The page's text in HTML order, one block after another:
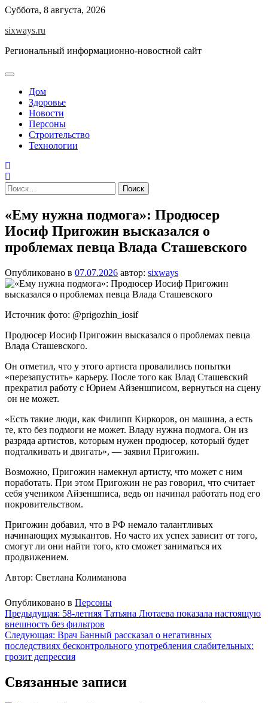
Перейти
содержимому
Суббота, 8 августа, 2026
sixways.ru
Региональный информационно-новостной сайт
Дом
Здоровье
Новости
Персоны
Строительство
Технологии
Найти:
«Ему нужна подмога»: Продюсер
Иосиф Пригожин высказался о
проблемах певца Влада Сташевского
Опубликовано в 07.07.2026 автор: sixways
Источник фото: @prigozhin_iosif
Продюсер Иосиф Пригожин высказался о проблемах певца
Влада Сташевского.
Он отметил, что у этого артиста провалились попытки
«перезапустить» карьеру. После того как Влад Сташевский
прекратил работу с Юрием Айзеншписом, вернуться на сцену
он не может.
«Есть такие люди, как Филипп Киркоров, он машина, а есть
те, кто без подмоги не может. Владу нужна подмога. Он из
разряда артистов, которым нужен продюсер, который будет
подталкивать и двигать», — заявил Пригожин.
Возможно, Пригожин намекнул артисту, что может с ним
поработать. При этом Пригожин не раз говорил, что считает
себя учеником Айзеншписа, ведь он начинал работать под его
покровительством.
Пригожин добавил, что в РФ немало талантливых
начинающих музыкантов. Но часто их успех зависит от того,
смогут ли они найти того, кто сможет заниматься их
продвижением.
Автор: Светлана Колиманова
Опубликовано в Персоны
Навигация
по
записям
Предыдущая: 58-летняя Татьяна Лютаева показала настоящую
внешность без фильтров
Следующая: Врач Банный рассказал о негативных
последствиях бесконтрольного употребления слабительных:
грозит депрессия
Связанные записи